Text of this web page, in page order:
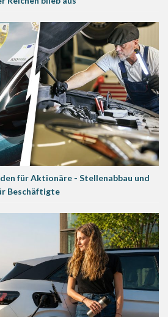
für Aktionäre - Stellenabbau und
Beschäftigte